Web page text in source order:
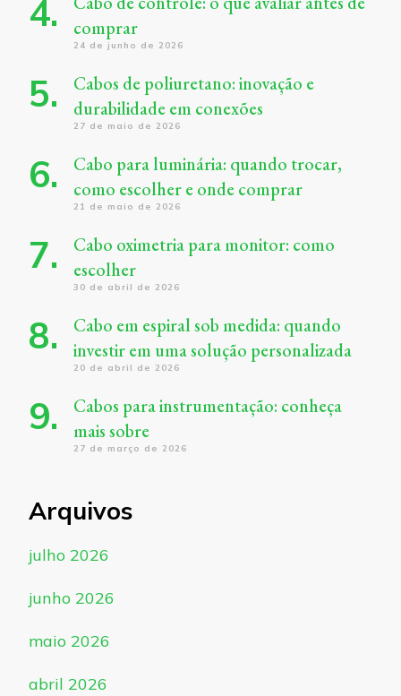
comprar
24 de junho de 2026
Cabos de poliuretano: inovação e
durabilidade em conexões
27 de maio de 2026
Cabo para luminária: quando trocar,
como escolher e onde comprar
21 de maio de 2026
Cabo oximetria para monitor: como
escolher
30 de abril de 2026
Cabo em espiral sob medida: quando
investir em uma solução personalizada
20 de abril de 2026
Cabos para instrumentação: conheça
mais sobre
27 de março de 2026
Arquivos
julho 2026
junho 2026
maio 2026
abril 2026